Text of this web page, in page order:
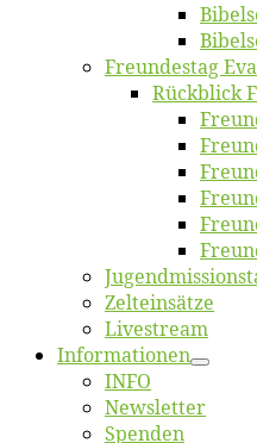
Freun­des­tag
Rück­blick
Zelt­ein­sät­ze
Live­stream
Informatio­nen
INFO
News­let­ter
Spen­den